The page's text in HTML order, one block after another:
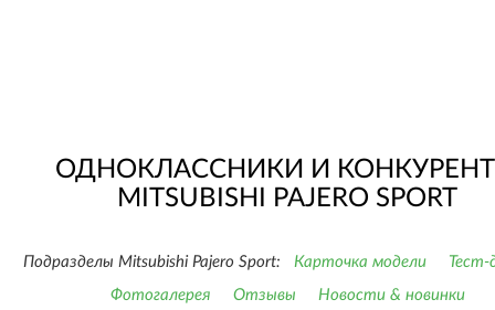
ОДНОКЛАССНИКИ И
MITSUBISHI PAJERO SPORT
Подразделы Mitsubishi Pajero Sport: Карточка модели
Тест-
Фотогалерея
Отзывы
Новости & новинки